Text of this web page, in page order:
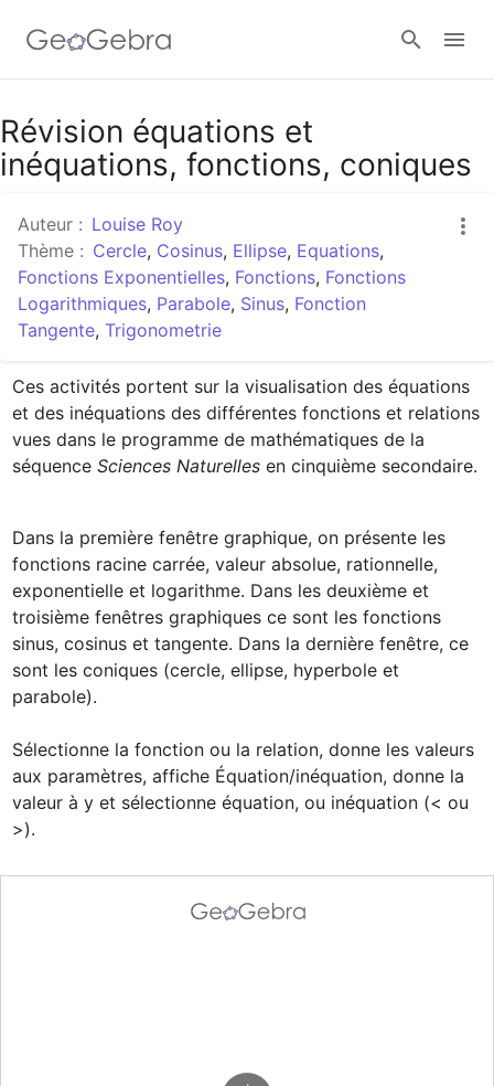
Google Classroom
Se connecter
Révision équations et
inéquations, fonctions, coniques
Auteur : Louise Roy
Thème : Cercle, Cosinus, Ellipse, Equations,
Fonctions Exponentielles, Fonctions, Fonctions
Logarithmiques, Parabole, Sinus, Fonction
Tangente, Trigonometrie
Ces activités portent sur la visualisation des équations
et des inéquations des différentes fonctions et relations
vues dans le programme de mathématiques de la
séquence Sciences Naturelles en cinquième secondaire.
Dans la première fenêtre graphique, on présente les
fonctions racine carrée, valeur absolue, rationnelle,
exponentielle et logarithme. Dans les deuxième et
troisième fenêtres graphiques ce sont les fonctions
sinus, cosinus et tangente. Dans la dernière fenêtre, ce
sont les coniques (cercle, ellipse, hyperbole et
parabole).
Sélectionne la fonction ou la relation, donne les valeurs
aux paramètres, affiche Équation/inéquation, donne la
valeur à y et sélectionne équation, ou inéquation (< ou
>).